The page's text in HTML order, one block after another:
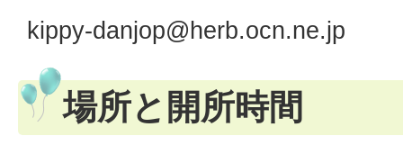
kippy-danjop@herb.ocn.ne.jp
場所と開所時間